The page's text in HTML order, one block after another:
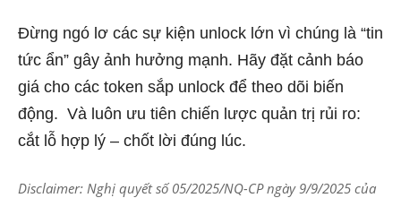
Đừng ngó lơ các sự kiện unlock lớn vì chúng là “tin
tức ẩn” gây ảnh hưởng mạnh. Hãy đặt cảnh báo
giá cho các token sắp unlock để theo dõi biến
động. Và luôn ưu tiên chiến lược quản trị rủi ro:
cắt lỗ hợp lý – chốt lời đúng lúc.
Disclaimer: Nghị quyết số 05/2025/NQ-CP ngày 9/9/2025 của